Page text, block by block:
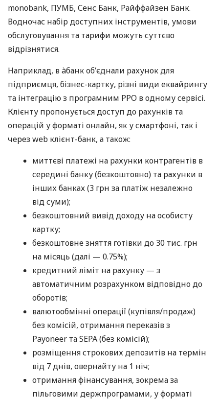
monobank, ПУМБ, Сенс Банк, Райффайзен Банк.
Водночас набір доступних інструментів, умови
обслуговування та тарифи можуть суттєво
відрізнятися.
Наприклад, в àбанк об’єднали рахунок для
підприємця, бізнес-картку, різні види еквайрингу
та інтеграцію з програмним РРО в одному сервісі.
Клієнту пропонується доступ до рахунків та
операцій у форматі онлайн, як у смартфоні, так і
через web клієнт-банк, а також:
миттєві платежі на рахунки контрагентів в
середині банку (безкоштовно) та рахунки в
інших банках (3 грн за платіж незалежно
від суми);
безкоштовний вивід доходу на особисту
картку;
безкоштовне зняття готівки до 30 тис. грн
на місяць (далі — 0.75%);
кредитний ліміт на рахунку — з
автоматичним розрахунком відповідно до
оборотів;
валютообмінні операції (купівля/продаж)
без комісій, отримання переказів з
Payoneer та SEPA (без комісій);
розміщення строкових депозитів на термін
від 7 днів, овернайту на 1 ніч;
отримання фінансування, зокрема за
пільговими держпрограмами, у форматі